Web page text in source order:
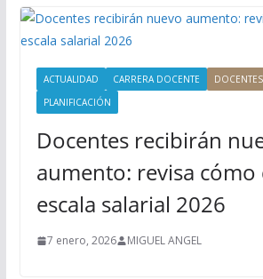
ACTUALIDAD CARRERA DOCENTE DOCENTES
PLANIFICACIÓN
Docentes recibirán
aumento: revisa cómo
escala salarial 2026
7 enero, 2026 MIGUEL ANGEL